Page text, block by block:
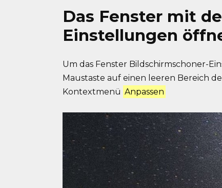
Das Fenster mit
Einstellungen
Um das Fenster Bildschirmschoner-
Maustaste auf einen leeren Bereich
Kontextmenü Anpassen